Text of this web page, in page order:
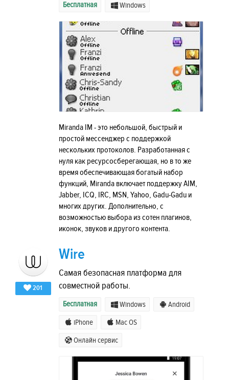
Бесплатная Windows
Miranda IM - это небольшой, быстрый и
простой мессенджер с поддержкой
нескольких протоколов. Разработанная с
нуля как ресурсосберегающая, но в то же
время обеспечивающая богатый набор
функций, Miranda включает поддержку AIM,
Jabber, ICQ, IRC, MSN, Yahoo, Gadu-Gadu и
многих других. Дополнительно, с
возможностью выбора из сотен плагинов,
иконок, звуков и другого контента.
201
Wire
Самая безопасная платформа для
совместной работы.
Бесплатная Windows Android
iPhone Mac OS
Онлайн сервис